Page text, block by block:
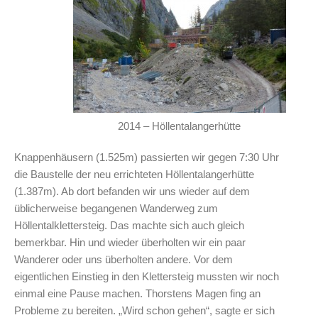
2014 – Höllentalangerhütte
Knappenhäusern (1.525m) passierten wir gegen 7:30 Uhr
die Baustelle der neu errichteten Höllentalangerhütte
(1.387m). Ab dort befanden wir uns wieder auf dem
üblicherweise begangenen Wanderweg zum
Höllentalklettersteig. Das machte sich auch gleich
bemerkbar. Hin und wieder überholten wir ein paar
Wanderer oder uns überholten andere. Vor dem
eigentlichen Einstieg in den Klettersteig mussten wir noch
einmal eine Pause machen. Thorstens Magen fing an
Probleme zu bereiten. „Wird schon gehen“, sagte er sich